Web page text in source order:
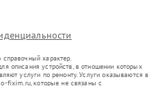
характер.
описания устройств, в отношении которых
услуги по ремонту. Услуги оказываются в
fixim.ru, которые не связаны с